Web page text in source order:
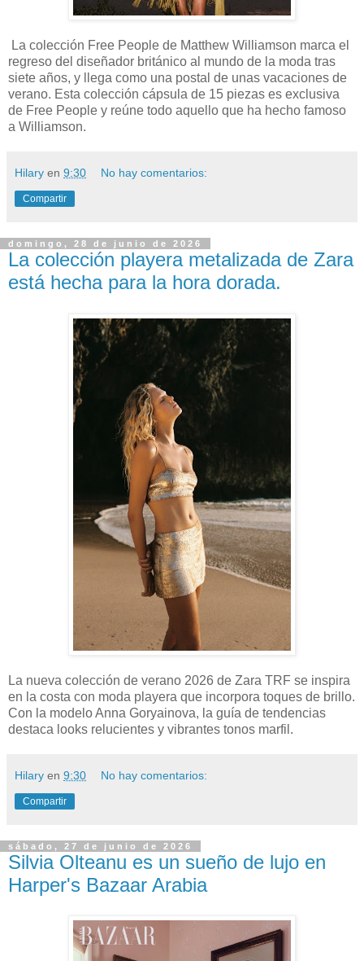
La colección Free People de Matthew Williamson marca el
regreso del diseñador británico al mundo de la moda tras
siete años, y llega como una postal de unas vacaciones de
verano. Esta colección cápsula de 15 piezas es exclusiva
de Free People y reúne todo aquello que ha hecho famoso
a Williamson.
Hilary en 9:30 No hay comentarios:
Compartir
domingo, 28 de junio de 2026
La colección playera metalizada de Zara
está hecha para la hora dorada.
La nueva colección de verano 2026 de Zara TRF se inspira
en la costa con moda playera que incorpora toques de brillo.
Con la modelo Anna Goryainova, la guía de tendencias
destaca looks relucientes y vibrantes tonos marfil.
Hilary en 9:30 No hay comentarios:
Compartir
sábado, 27 de junio de 2026
Silvia Olteanu es un sueño de lujo en
Harper's Bazaar Arabia